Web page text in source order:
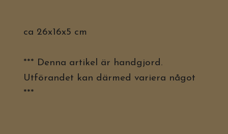
ca 26x16x5 cm
*** Denna artikel är handgjord.
Utförandet kan därmed variera något
***